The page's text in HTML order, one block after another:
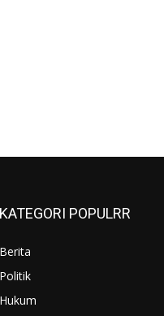
KATEGORI POPULRR
Berita
Politik
Hukum